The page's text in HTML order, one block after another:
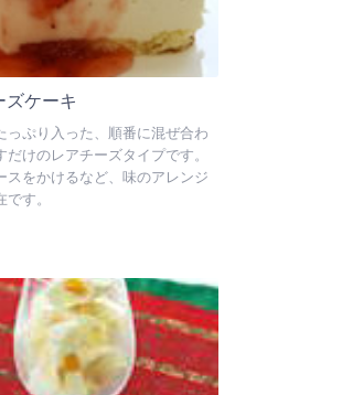
ズケーキ
っぷり入った、順番に混ぜ合わ
だけのレアチーズタイプです。
スをかけるなど、味のアレンジ
です。